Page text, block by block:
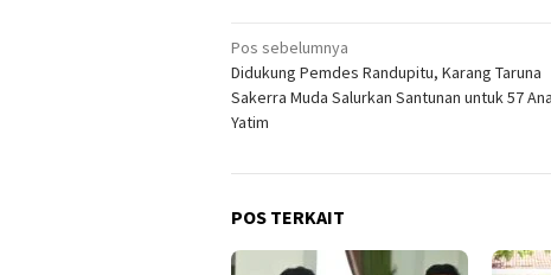
Navigasi
pos
Pos sebelumnya
Didukung Pemdes Randupitu, Karang Taruna
Sakerra Muda Salurkan Santunan untuk 57
Yatim
POS TERKAIT